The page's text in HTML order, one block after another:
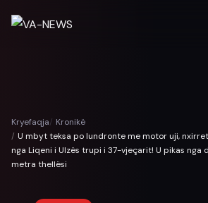
Kryefaqja
Kronikë
U mbyt teksa po lundronte me motor uji,
nga Liqeni i Ulzës trupi i 37-vjeçarit! U pikas nga
metra thellësi